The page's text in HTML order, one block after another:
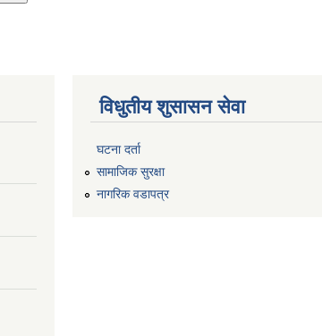
विधुतीय शुसासन सेवा
घटना दर्ता
सामाजिक सुरक्षा
नागरिक वडापत्र